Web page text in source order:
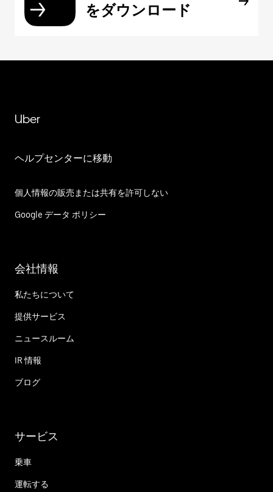
をダウンロード
Uber
ヘルプセンターに移動
個人情報の販売または共有を許可しない
Google データ ポリシー
会社情報
私たちについて
提供サービス
ニュースルーム
IR 情報
ブログ
サービス
乗車
運転する